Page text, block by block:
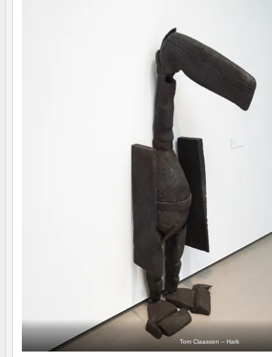
Tom Claassen – Hark